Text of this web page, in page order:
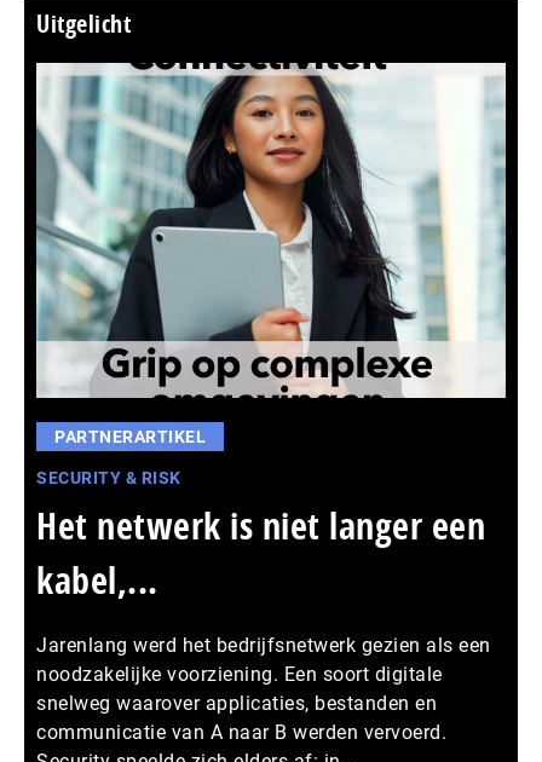
Uitgelicht
PARTNERARTIKEL
SECURITY & RISK
Het netwerk is niet langer een
kabel,...
Jarenlang werd het bedrijfsnetwerk gezien als een
noodzakelijke voorziening. Een soort digitale
snelweg waarover applicaties, bestanden en
communicatie van A naar B werden vervoerd.